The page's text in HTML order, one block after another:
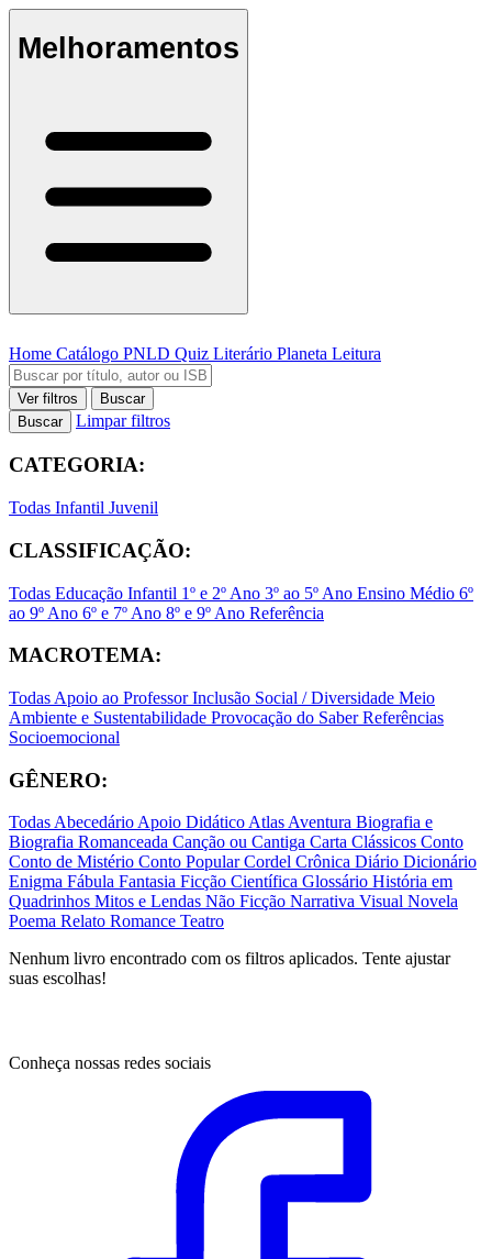
Melhoramentos
Home Catálogo PNLD Quiz Literário Planeta Leitura
Ver filtros
Buscar
Buscar
Limpar filtros
CATEGORIA:
Todas Infantil Juvenil
CLASSIFICAÇÃO:
Todas Educação Infantil 1º e 2º Ano 3º ao 5º Ano Ensino Médio 6º
ao 9º Ano 6º e 7º Ano 8º e 9º Ano Referência
MACROTEMA:
Todas Apoio ao ProfessorInclusão Social / Diversidade Meio
Ambiente e Sustentabilidade Provocação do SaberReferências
Socioemocional
GÊNERO:
TodasAbecedárioApoio DidáticoAtlasAventura Biografia e
Biografia Romanceada Canção ou Cantiga Carta Clássicos Conto
Conto de Mistério Conto PopularCordel Crônica Diário Dicionário
Enigma Fábula Fantasia Ficção Científica Glossário História em
Quadrinhos Mitos e Lendas Não Ficção Narrativa Visual Novela
Poema Relato Romance Teatro
Nenhum livro encontrado com os filtros aplicados. Tente ajustar
suas escolhas!
Conheça nossas redes sociais